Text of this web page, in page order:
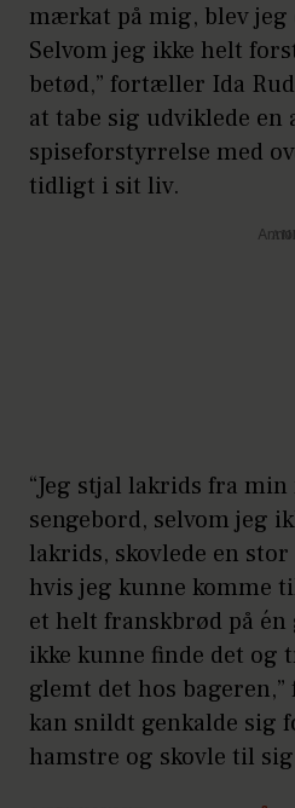
mærkat på mig, blev jeg
Selvom jeg ikke helt
betød,” fortæller Ida
at tabe sig udviklede en
spiseforstyrrelse med
tidligt i sit liv.
“Jeg stjal lakrids fra
sengebord, selvom jeg
lakrids, skovlede en
hvis jeg kunne komme
et helt franskbrød på
ikke kunne finde det og
glemt det hos
kan snildt genkalde sig
hamstre og skovle til